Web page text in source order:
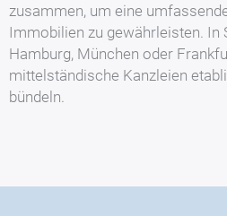
zusammen, um eine
Immobilien zu gewährleisten. In
Hamburg, München oder
mittelständische Kanzleien
bündeln.